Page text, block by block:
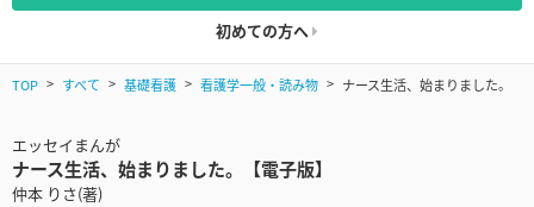
初めての方へ
TOP すべて 基礎看護 看護学一般・読み物 ナース生活、始まりました。
エッセイまんが
ナース生活、始まりました。【電子版】
仲本 りさ(著)